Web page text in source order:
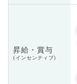
昇給・賞与
(インセンティブ)